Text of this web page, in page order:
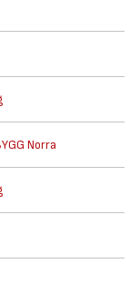
Norra